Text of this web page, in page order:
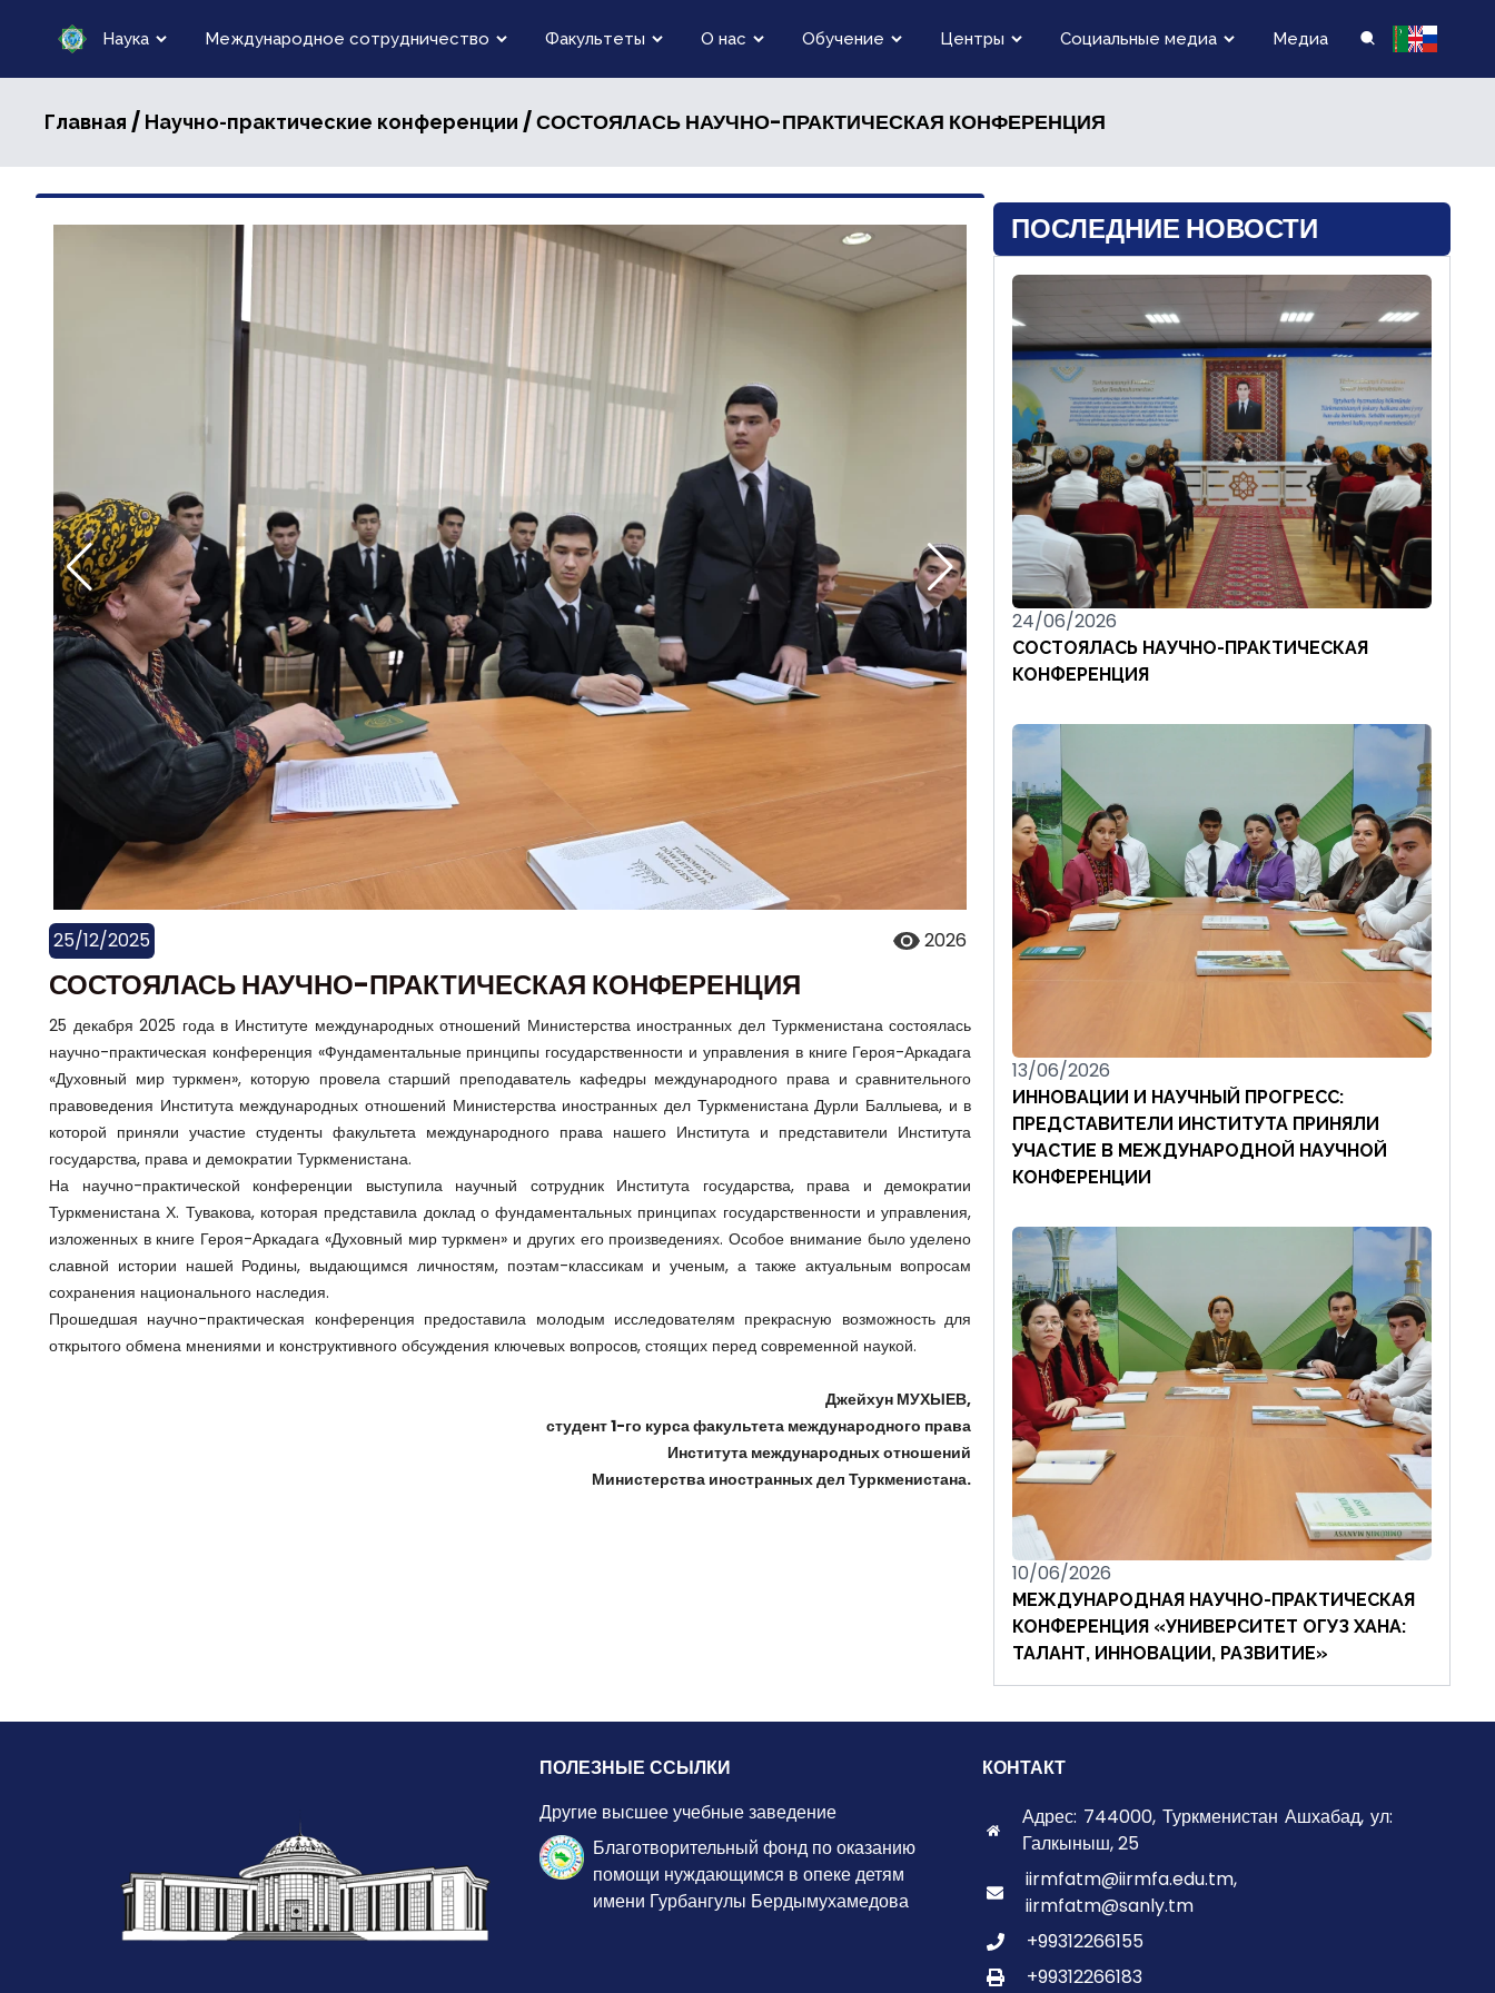
Наука Международное сотрудничество Факультеты О нас Обучение Центры Социальные медиа Медиа
Главная / Научно-практические конференции / СОСТОЯЛАСЬ НАУЧНО-ПРАКТИЧЕСКАЯ КОНФЕРЕНЦИЯ
25/12/2025 2026
СОСТОЯЛАСЬ НАУЧНО-ПРАКТИЧЕСКАЯ КОНФЕРЕНЦИЯ
25 декабря 2025 года в Институте международных отношений Министерства иностранных дел Туркменистана состоялась
научно-практическая конференция «Фундаментальные принципы государственности и управления в книге Героя-Аркадага
«Духовный мир туркмен», которую провела старший преподаватель кафедры международного права и сравнительного
правоведения Института международных отношений Министерства иностранных дел Туркменистана Дурли Баллыева, и в
которой приняли участие студенты факультета международного права нашего Института и представители Института
государства, права и демократии Туркменистана.
На научно-практической конференции выступила научный сотрудник Института государства, права и демократии
Туркменистана Х. Тувакова, которая представила доклад о фундаментальных принципах государственности и управления,
изложенных в книге Героя-Аркадага «Духовный мир туркмен» и других его произведениях. Особое внимание было уделено
славной истории нашей Родины, выдающимся личностям, поэтам-классикам и ученым, а также актуальным вопросам
сохранения национального наследия.
Прошедшая научно-практическая конференция предоставила молодым исследователям прекрасную возможность для
открытого обмена мнениями и конструктивного обсуждения ключевых вопросов, стоящих перед современной наукой.
Джейхун МУХЫЕВ,
студент 1-го курса факультета международного права
Института международных отношений
Министерства иностранных дел Туркменистана.
ПОСЛЕДНИЕ НОВОСТИ
24/06/2026
СОСТОЯЛАСЬ НАУЧНО-ПРАКТИЧЕСКАЯ
КОНФЕРЕНЦИЯ
13/06/2026
ИННОВАЦИИ И НАУЧНЫЙ ПРОГРЕСС:
ПРЕДСТАВИТЕЛИ ИНСТИТУТА ПРИНЯЛИ
УЧАСТИЕ В МЕЖДУНАРОДНОЙ НАУЧНОЙ
КОНФЕРЕНЦИИ
10/06/2026
МЕЖДУНАРОДНАЯ НАУЧНО-ПРАКТИЧЕСКАЯ
КОНФЕРЕНЦИЯ «УНИВЕРСИТЕТ ОГУЗ ХАНА:
ТАЛАНТ, ИННОВАЦИИ, РАЗВИТИЕ»
ПОЛЕЗНЫЕ ССЫЛКИ
Другие высшее учебные заведение
Благотворительный фонд по оказанию
помощи нуждающимся в опеке детям
имени Гурбангулы Бердымухамедова
КОНТАКТ
Адрес: 744000, Туркменистан Ашхабад, ул:
Галкыныш, 25
iirmfatm@iirmfa.edu.tm,
iirmfatm@sanly.tm
+99312266155
+99312266183